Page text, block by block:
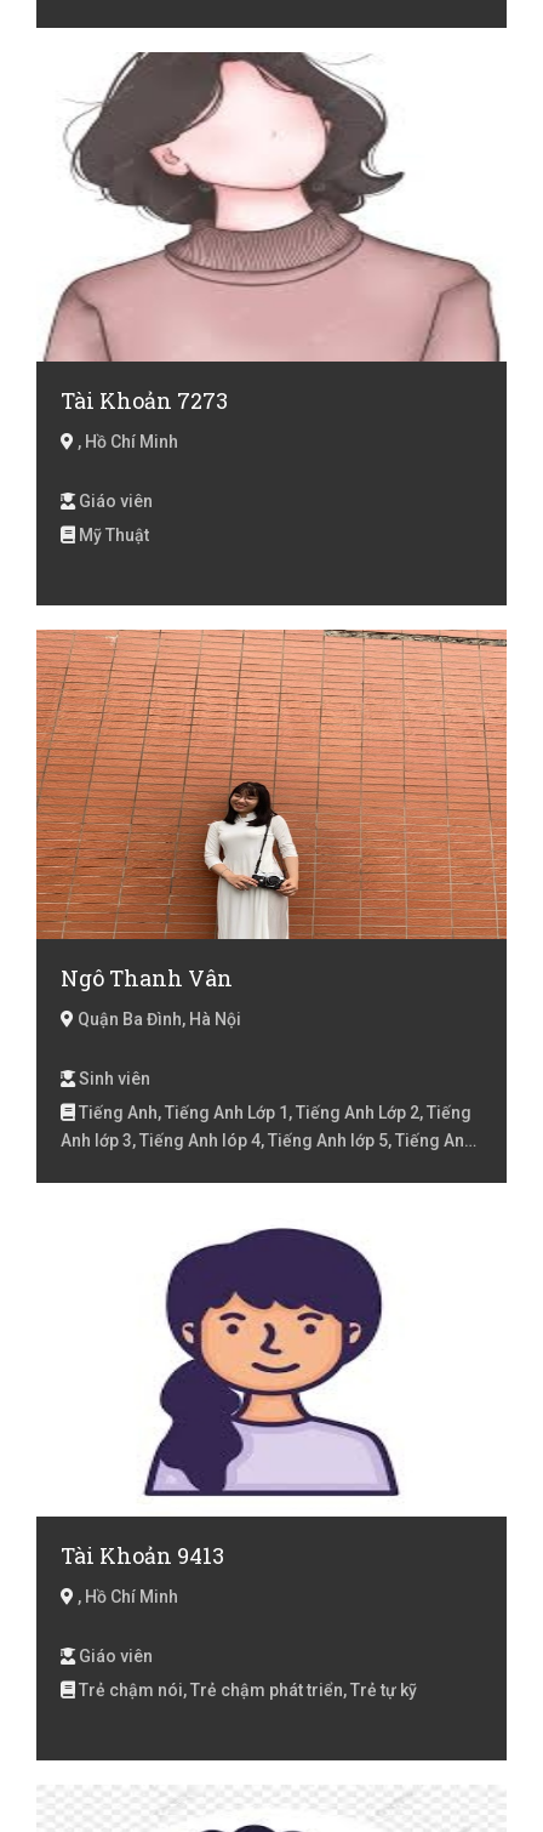
Tài Khoản 7273
, Hồ Chí Minh
Giáo viên
Mỹ Thuật
Ngô Thanh Vân
Quận Ba Đình, Hà Nội
Sinh viên
Tiếng Anh, Tiếng Anh Lớp 1, Tiếng Anh Lớp 2, Tiếng
Anh lớp 3, Tiếng Anh lóp 4, Tiếng Anh lớp 5, Tiếng Anh
em, Tiếng Trung HSK 1, Tiếng Trung HSK 2, Tiếng
Trung HSK 3, Tiếng Trung HSK 4, Văn lớp 6, Văn lớp 7,
Văn lớp 8, Đàn Piano
Tài Khoản 9413
, Hồ Chí Minh
Giáo viên
Trẻ chậm nói, Trẻ chậm phát triển, Trẻ tự kỹ